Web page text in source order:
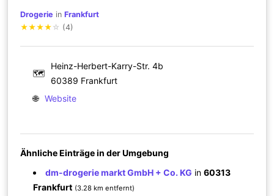
Drogerie inFrankfurt
★★★★ ☆ (4)
🗺
Heinz-Herbert-Karry-Str. 4b
60389 Frankfurt
🌐 Website
Ähnliche Einträge in der Umgebung
dm-drogerie markt GmbH + Co. KG in60313
Frankfurt (3.28 km entfernt)